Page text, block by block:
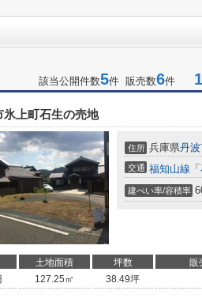
該当公開件数5件 販売数6件
氷上町石生の売地
住所 兵庫県丹
交通 福知山線 「
建ぺい率/容積率
土地面積 坪数 販
127.25㎡ 38.49坪